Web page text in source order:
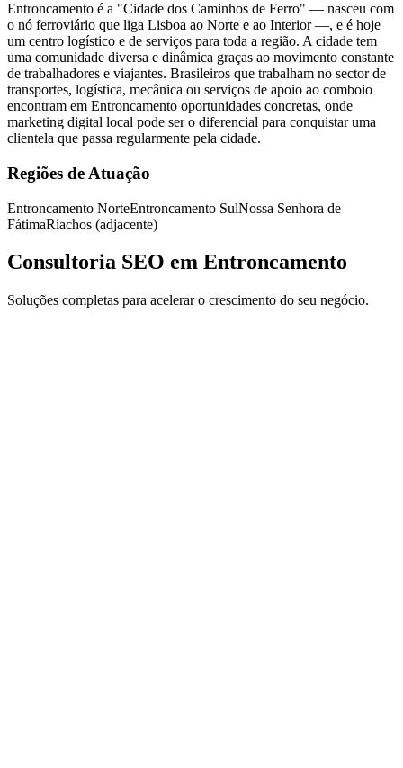
Entroncamento é a "Cidade dos Caminhos de Ferro" — nasceu com
o nó ferroviário que liga Lisboa ao Norte e ao Interior —, e é hoje
um centro logístico e de serviços para toda a região. A cidade tem
uma comunidade diversa e dinâmica graças ao movimento constante
de trabalhadores e viajantes. Brasileiros que trabalham no sector de
transportes, logística, mecânica ou serviços de apoio ao comboio
encontram em Entroncamento oportunidades concretas, onde
marketing digital local pode ser o diferencial para conquistar uma
clientela que passa regularmente pela cidade.
Regiões de Atuação
Entroncamento NorteEntroncamento SulNossa Senhora de
FátimaRiachos (adjacente)
Consultoria SEO em Entroncamento
Soluções completas para acelerar o crescimento do seu negócio.